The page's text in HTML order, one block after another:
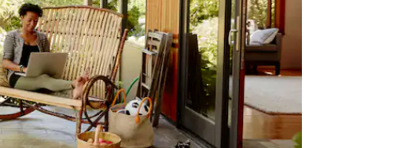
prema gore i prema dolje, kao i dodirom ili prelaskom prstom po zaslonu.